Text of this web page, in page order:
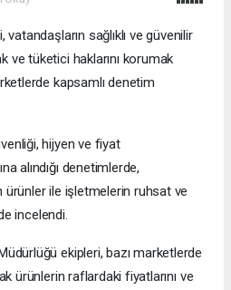
sağlıklı ve güvenilir
ve tüketici haklarını korumak
kapsamlı denetim
hijyen ve fiyat
alındığı denetimlerde,
ürünler ile işletmelerin ruhsat ve
incelendi.
ekipleri, bazı marketlerde
ürünlerin raflardaki fiyatlarını ve